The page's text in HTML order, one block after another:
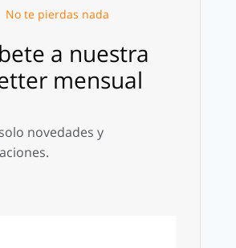
No te pierdas nada
a nuestra
mensual
novedades y